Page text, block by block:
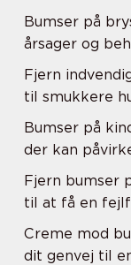
Bumser på
årsager og
Fjern
til smukkere
Bumser på
der kan
Fjern bumser
til at få en
Creme mod
dit genvej til